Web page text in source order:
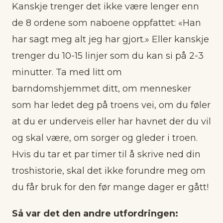
Kanskje trenger det ikke være lenger enn
de 8 ordene som naboene oppfattet: «Han
har sagt meg alt jeg har gjort.» Eller kanskje
trenger du 10-15 linjer som du kan si på 2-3
minutter. Ta med litt om
barndomshjemmet ditt, om mennesker
som har ledet deg på troens vei, om du føler
at du er underveis eller har havnet der du vil
og skal være, om sorger og gleder i troen.
Hvis du tar et par timer til å skrive ned din
troshistorie, skal det ikke forundre meg om
du får bruk for den før mange dager er gått!
Så var det den andre utfordringen: